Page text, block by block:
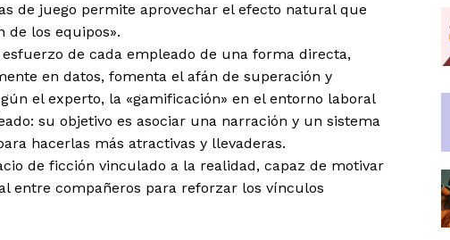
de juego permite aprovechar el efecto natural que
de los equipos».
de cada empleado de una forma directa,
en datos, fomenta el afán de superación y
el experto, la «gamificación» en el entorno laboral
su objetivo es asociar una narración y un sistema
hacerlas más atractivas y llevaderas.
de ficción vinculado a la realidad, capaz de motivar
entre compañeros para reforzar los vínculos